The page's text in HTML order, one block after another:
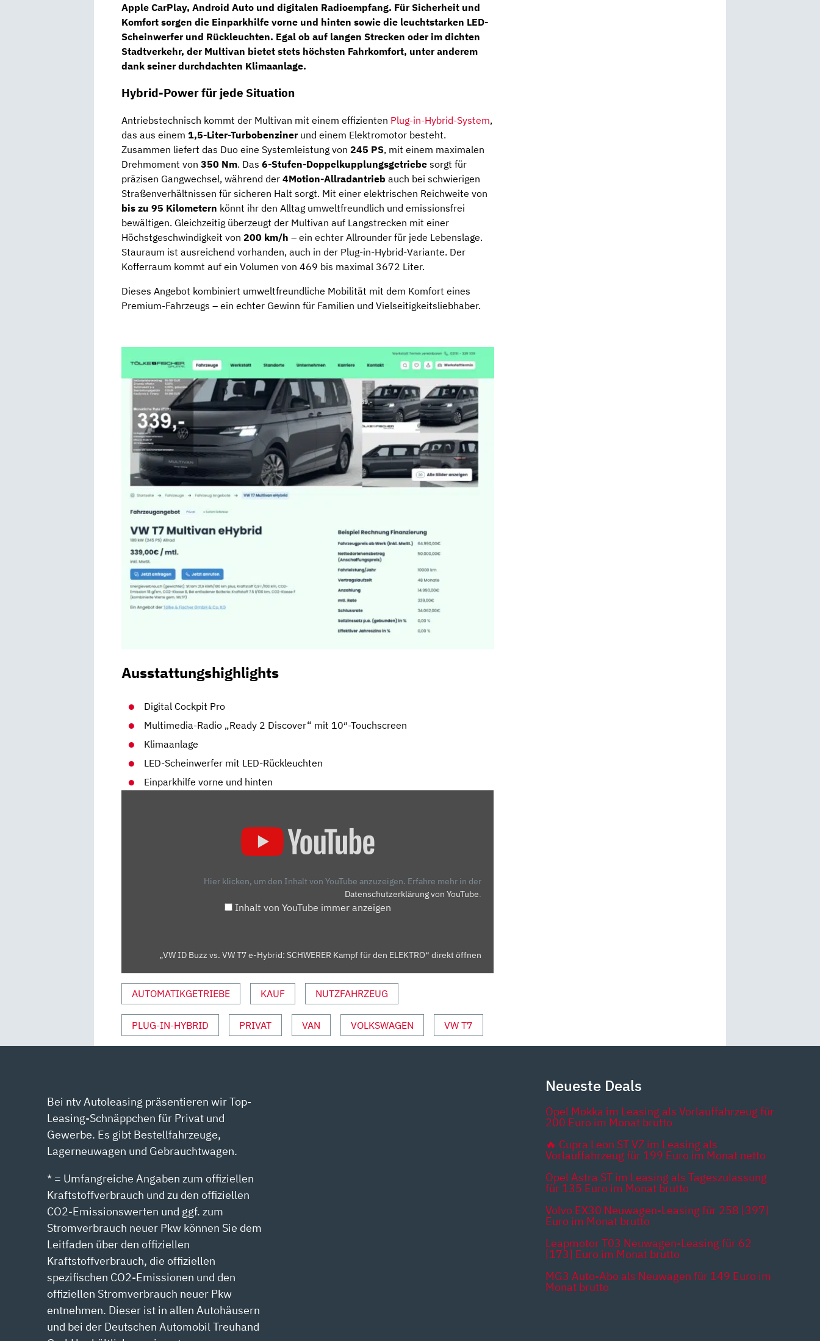
Apple CarPlay, Android Auto und digitalen Radioempfang. Für Sicherheit und
Komfort sorgen die Einparkhilfe vorne und hinten sowie die leuchtstarken LED-
Scheinwerferund Rückleuchten. Egal ob auf langen Strecken oder im dichten
Stadtverkehr, der Multivan bietet stets höchsten Fahrkomfort, unter anderem
dank seiner durchdachten Klimaanlage.
Hybrid-Power für jede Situation
Antriebstechnisch kommt der Multivan mit einem effizienten Plug-in-Hybrid-System,
das aus einem 1,5-Liter-Turbobenzinerund einem Elektromotor besteht.
Zusammen liefert das Duo eine Systemleistung von 245 PS, mit einem maximalen
Drehmoment von 350 Nm. Das 6-Stufen-Doppelkupplungsgetriebe sorgt für
präzisen Gangwechsel, während der 4Motion-Allradantrieb auch bei schwierigen
Straßenverhältnissen für sicheren Halt sorgt. Mit einer elektrischen Reichweite von
bis zu 95 Kilometern könnt ihr den Alltag umweltfreundlich und emissionsfrei
bewältigen. Gleichzeitig überzeugt der Multivan auf Langstrecken mit einer
Höchstgeschwindigkeit von 200 km/h – ein echter Allrounder für jede Lebenslage.
Stauraum ist ausreichend vorhanden, auch in der Plug-in-Hybrid-Variante. Der
Kofferraum kommt auf ein Volumen von 469 bis maximal 3672 Liter.
Dieses Angebot kombiniert umweltfreundliche Mobilität mit dem Komfort eines
Premium-Fahrzeugs – ein echter Gewinn für Familien und Vielseitigkeitsliebhaber.
Ausstattungshighlights
Digital Cockpit Pro
Multimedia-Radio „Ready 2 Discover“ mit 10″-Touchscreen
Klimaanlage
LED-Scheinwerfer mit LED-Rückleuchten
Einparkhilfe vorne und hinten
ELEKTRO“
VON
YOUTUBE
ANZEIGEN
Hier klicken, um den Inhalt von YouTube anzuzeigen. Erfahre mehr in der
Datenschutzerklärung von YouTube.
Inhalt von YouTube immer anzeigen
„VW ID Buzz vs. VW T7 e-Hybrid: SCHWERER Kampf für den ELEKTRO“ direkt öffnen
AUTOMATIKGETRIEBE KAUF NUTZFAHRZEUG
PLUG-IN-HYBRID PRIVAT VAN VOLKSWAGEN VW T7
Bei ntv Autoleasing präsentieren wir Top-
Leasing-Schnäppchen für Privat und
Gewerbe. Es gibt Bestellfahrzeuge,
Lagerneuwagen und Gebrauchtwagen.
* = Umfangreiche Angaben zum offiziellen
Kraftstoffverbrauch und zu den offiziellen
CO2-Emissionswerten und ggf. zum
Stromverbrauch neuer Pkw können Sie dem
Leitfaden über den offiziellen
Kraftstoffverbrauch, die offiziellen
spezifischen CO2-Emissionen und den
offiziellen Stromverbrauch neuer Pkw
entnehmen. Dieser ist in allen Autohäusern
und bei der Deutschen Automobil Treuhand
Neueste Deals
Opel Mokka im Leasing als Vorlauffahrzeug für
200 Euro im Monat brutto
🔥 Cupra Leon ST VZ im Leasing als
Vorlauffahrzeug für 199 Euro im Monat netto
Opel Astra ST im Leasing als Tageszulassung
für 135 Euro im Monat brutto
Volvo EX30 Neuwagen-Leasing für 258 [397]
Euro im Monat brutto
Leapmotor T03 Neuwagen-Leasing für 62
[173] Euro im Monat brutto
MG3 Auto-Abo als Neuwagen für 149 Euro im
Monat brutto